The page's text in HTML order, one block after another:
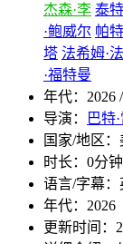
杰森·李 泰
·鲍威尔 帕
塔 法希姆·
·福特曼
年代： 2026
导演：
巴特
国家/地区：
时长： 0分钟
语言/字幕：
年代： 2026
更新时间：